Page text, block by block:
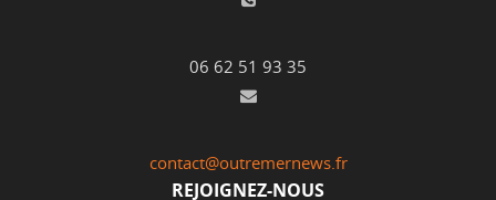
06 62 51 93 35
contact@outremernews.fr
REJOIGNEZ-NOUS